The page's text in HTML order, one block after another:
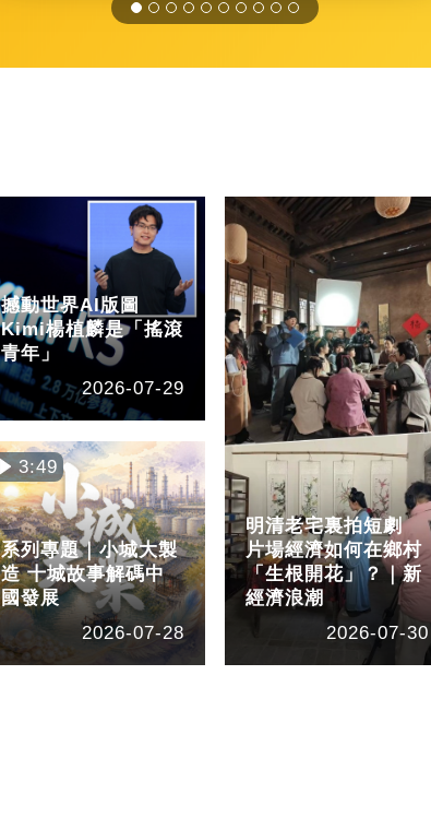
撼動世界AI版圖
Kimi楊植麟是「搖滾
青年」
2026-07-29
3:49
系列專題｜小城大製
造 十城故事解碼中
國發展
2026-07-28
明清老宅裏拍短劇
片場經濟如何在鄉村
「生根開花」？｜新
經濟浪潮
2026-07-30